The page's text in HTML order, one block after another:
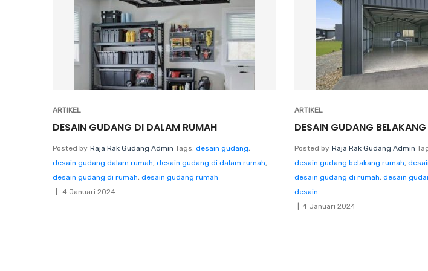
ARTIKEL
DESAIN GUDANG DI DALAM RUMAH
Posted by Raja Rak Gudang Admin Tags: desain gudang,
desain gudang dalam rumah, desain gudang di dalam rumah,
desain gudang di rumah, desain gudang rumah
4 Januari 2024
ARTIKEL
DESAIN GUDANG
Posted by Raja Rak Gudang Admin
desain gudang belakang rumah,
desain gudang di rumah, desain
desain
4 Januari 2024